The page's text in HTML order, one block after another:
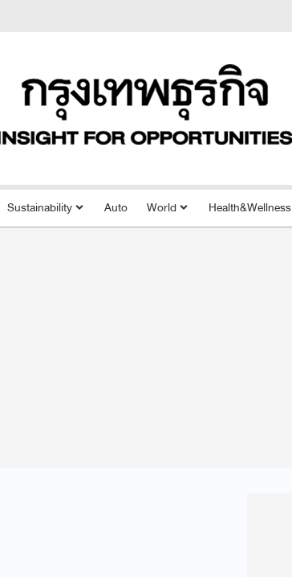
Sustainability Auto World Health&Wellness